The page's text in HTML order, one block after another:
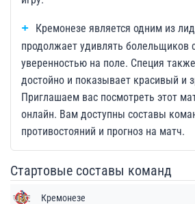
Кремонезе является одним из
продолжает удивлять болельщиков
уверенностью на поле. Специя
достойно и показывает красивый и
Приглашаем вас посмотреть этот
онлайн. Вам доступны составы
противостояний и прогноз на матч.
Стартовые составы команд
Кремонезе